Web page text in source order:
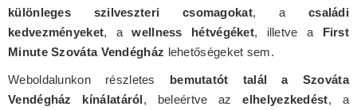
különleges szilveszteri csomagokat, a családi
kedvezményeket, awellness hétvégéket, illetve a First
Minute Szováta Vendégház lehetőségeket sem.
Weboldalunkon részletes bemutatót talál a Szováta
Vendégház kínálatáról, beleértve azelhelyezkedést, a